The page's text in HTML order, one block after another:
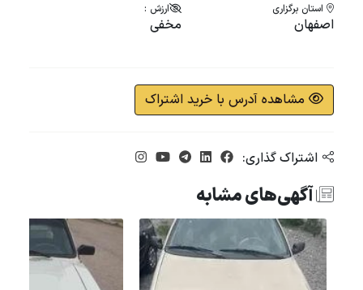
استان برگزاری
اصفهان
ارزش :
مخفی
مشاهده آدرس با خرید اشتراک
اشتراک گذاری:
آگهی‌های مشابه